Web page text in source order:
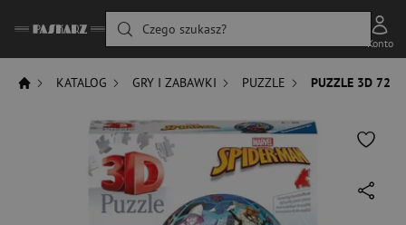
Czego szukasz?
Konto
KATALOG GRY I ZABAWKI PUZZLE PUZZLE 3D 72